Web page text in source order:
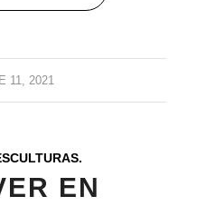
11, 2021
EN